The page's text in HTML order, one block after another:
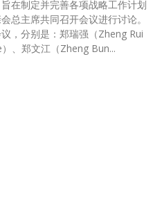
在制定并完善各项战略工作计划
总主席共同召开会议进行讨论。
，分别是：郑瑞强（Zheng Rui
、郑文江（Zheng Bun...